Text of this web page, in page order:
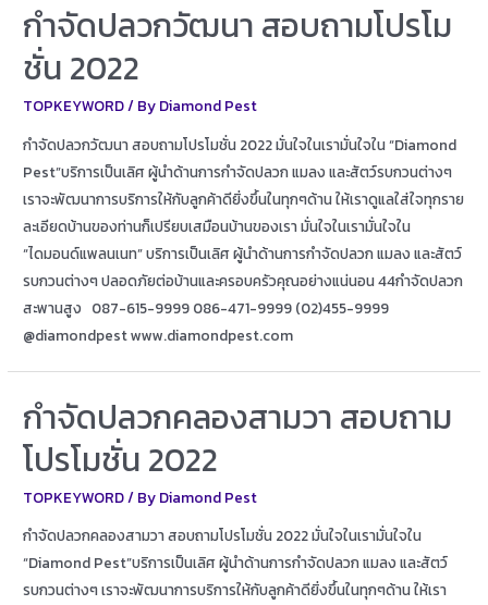
กำจัดปลวกวัฒนา สอบถามโปรโม
ชั่น 2022
TOPKEYWORD/ By Diamond Pest
กำจัดปลวกวัฒนา สอบถามโปรโมชั่น 2022 มั่นใจในเรามั่นใจใน “Diamond
Pest”บริการเป็นเลิศ ผู้นำด้านการกำจัดปลวก แมลง และสัตว์รบกวนต่างๆ
เราจะพัฒนาการบริการให้กับลูกค้าดียิ่งขึ้นในทุกๆด้าน ให้เราดูแลใส่ใจทุกราย
ละเอียดบ้านของท่านก็เปรียบเสมือนบ้านของเรา มั่นใจในเรามั่นใจใน
“ไดมอนด์แพลนเนท” บริการเป็นเลิศ ผู้นำด้านการกำจัดปลวก แมลง และสัตว์
รบกวนต่างๆ ปลอดภัยต่อบ้านและครอบครัวคุณอย่างแน่นอน 44กำจัดปลวก
สะพานสูง 087-615-9999 086-471-9999 (02)455-9999
@diamondpest www.diamondpest.com
กำจัดปลวกคลองสามวา สอบถาม
โปรโมชั่น 2022
TOPKEYWORD/ By Diamond Pest
กำจัดปลวกคลองสามวา สอบถามโปรโมชั่น 2022 มั่นใจในเรามั่นใจใน
“Diamond Pest”บริการเป็นเลิศ ผู้นำด้านการกำจัดปลวก แมลง และสัตว์
รบกวนต่างๆ เราจะพัฒนาการบริการให้กับลูกค้าดียิ่งขึ้นในทุกๆด้าน ให้เรา